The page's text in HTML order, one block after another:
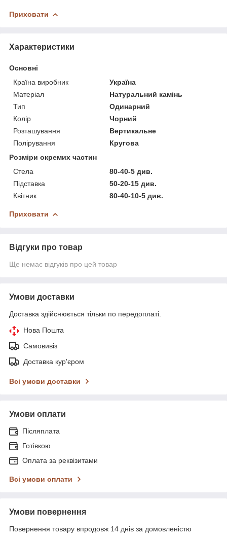
Приховати
Характеристики
Основні
Країна виробник
Україна
Матеріал
Натуральний камінь
Тип
Одинарний
Колір
Чорний
Розташування
Вертикальне
Полірування
Кругова
Розміри окремих частин
Стела
80-40-5 див.
Підставка
50-20-15 див.
Квітник
80-40-10-5 див.
Приховати
Відгуки про товар
Ще немає відгуків про цей товар
Умови доставки
Доставка здійснюється тільки по передоплаті.
Нова Пошта
Самовивіз
Доставка кур'єром
Всі умови доставки
Умови оплати
Післяплата
Готівкою
Оплата за реквізитами
Всі умови оплати
Умови повернення
Повернення товару впродовж 14 днів за домовленістю